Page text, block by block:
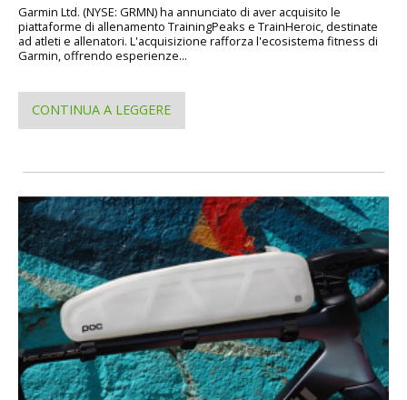
Garmin Ltd. (NYSE: GRMN) ha annunciato di aver acquisito le
piattaforme di allenamento TrainingPeaks e TrainHeroic, destinate
ad atleti e allenatori. L'acquisizione rafforza l'ecosistema fitness di
Garmin, offrendo esperienze...
CONTINUA A LEGGERE